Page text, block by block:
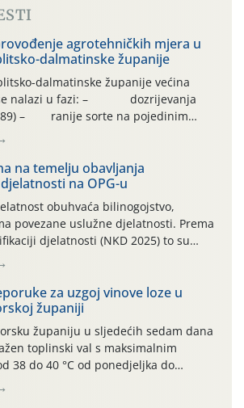
agrotehničkih mjera u
dalmatinske županije
dalmatinske županije većina
se nalazi u fazi: – dozrijevanja
89) – ranije sorte na pojedinim
dozrele te su spremne za berbu Zbog
i dugotrajnog izostanka oborina
odvija se uredno, a zdravstveno stanje
dobro. Srednje dnevne temperature
na temelju obavljanja
na OPG-u
obuhvaća bilinogojstvo,
povezane uslužne djelatnosti. Prema
djelatnosti (NKD 2025) to su
01.3, 01.4, 01.5 i 01.6. Djelatnost
proizvoda je svako djelovanje na
čiji je rezultat proizvod koji
poljoprivredni proizvod poput npr.
ulja, vino od […]
za uzgoj vinove loze u
županiji
županiju u sljedećih sedam dana
toplinski val s maksimalnim
38 do 40 °C od ponedjeljka do
rizik od toplinskog stresa za vinovu
očekuje se osvježenje uz